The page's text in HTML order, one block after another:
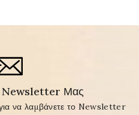
Newsletter Μας
να λαμβάνετε το Newsletter